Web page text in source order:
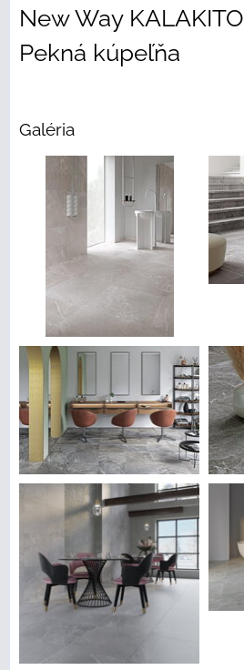
New Way KALAKITO |
Pekná kúpeľňa
Galéria